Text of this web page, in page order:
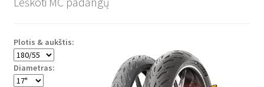
Plotis & aukštis:
Diametras: